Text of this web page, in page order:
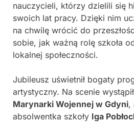
nauczycieli, którzy dzielili się
swoich lat pracy. Dzięki nim
na chwilę wrócić do
sobie, jak ważną rolę szkoła
lokalnej społeczności.
Jubileusz uświetnił bogaty
artystyczny. Na scenie wystąpił
Marynarki Wojennej w Gdyni,
absolwentka szkoły Iga